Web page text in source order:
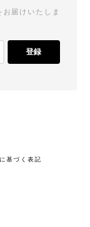
届けいたしま
登録
基づく表記